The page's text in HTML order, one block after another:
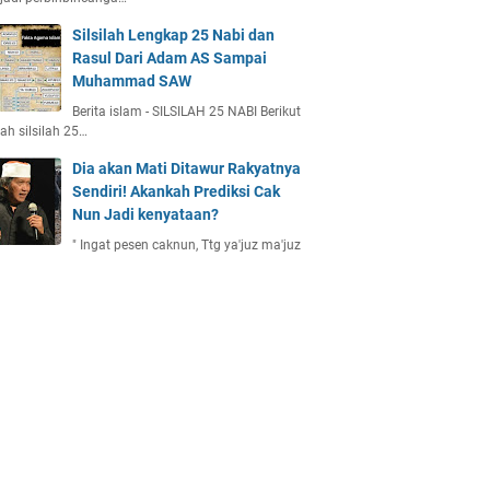
Silsilah Lengkap 25 Nabi dan
Rasul Dari Adam AS Sampai
Muhammad SAW
Berita islam - SILSILAH 25 NABI Berikut
silsilah 25…
Dia akan Mati Ditawur Rakyatnya
Sendiri! Akankah Prediksi Cak
Nun Jadi kenyataan?
" Ingat pesen caknun, Ttg ya'juz ma'juz